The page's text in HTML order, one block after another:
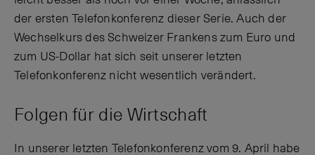
der ersten Telefonkonferenz dieser Serie. Auch der
Wechselkurs des Schweizer Frankens zum Euro und
zum US-Dollar hat sich seit unserer letzten
Telefonkonferenz nicht wesentlich verändert.
Folgen für die Wirtschaft
In unserer letzten Telefonkonferenz vom 9. April habe